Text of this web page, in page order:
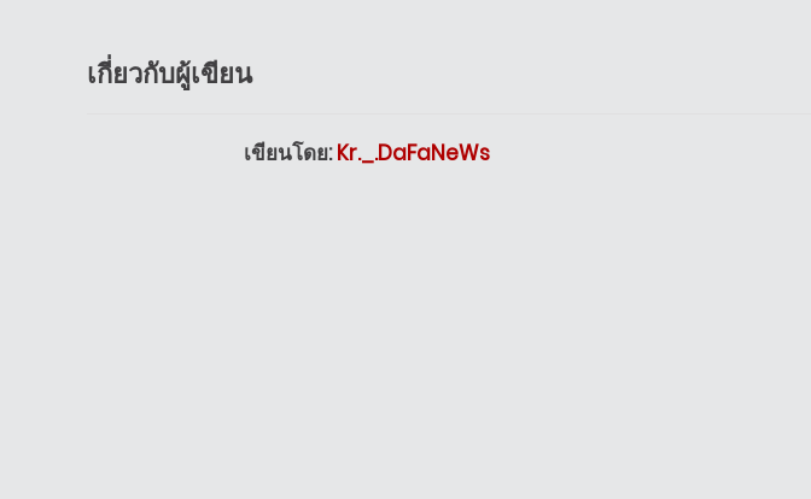
เกี่ยวกับผู้เขียน
เขียนโดย:Kr._.DaFaNeWs